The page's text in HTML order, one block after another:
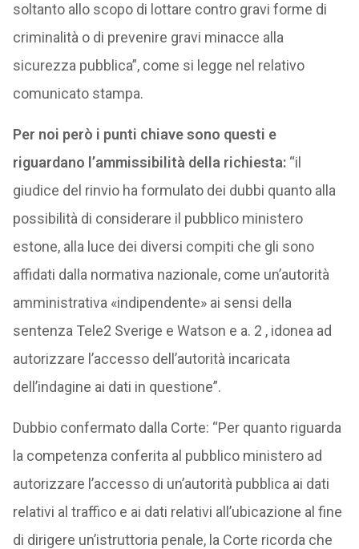
soltanto allo scopo di lottare contro gravi forme di
criminalità o di prevenire gravi minacce alla
sicurezza pubblica”, come si legge nel relativo
comunicato stampa.
Per noi però i punti chiave sono questi e
riguardano l’ammissibilità della richiesta:“il
giudice del rinvio ha formulato dei dubbi quanto alla
possibilità di considerare il pubblico ministero
estone, alla luce dei diversi compiti che gli sono
affidati dalla normativa nazionale, come un’autorità
amministrativa «indipendente» ai sensi della
sentenza Tele2 Sverige e Watson e a. 2 , idonea ad
autorizzare l’accesso dell’autorità incaricata
dell’indagine ai dati in questione”.
Dubbio confermato dalla Corte: “Per quanto riguarda
la competenza conferita al pubblico ministero ad
autorizzare l’accesso di un’autorità pubblica ai dati
relativi al traffico e ai dati relativi all’ubicazione al fine
di dirigere un’istruttoria penale, la Corte ricorda che